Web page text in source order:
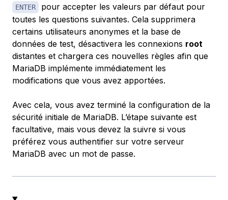
ENTER
pour accepter les valeurs par défaut pour
toutes les questions suivantes. Cela supprimera
certains utilisateurs anonymes et la base de
données de test, désactivera les connexions root
distantes et chargera ces nouvelles règles afin que
MariaDB implémente immédiatement les
modifications que vous avez apportées.
Avec cela, vous avez terminé la configuration de la
sécurité initiale de MariaDB. L’étape suivante est
facultative, mais vous devez la suivre si vous
préférez vous authentifier sur votre serveur
MariaDB avec un mot de passe.